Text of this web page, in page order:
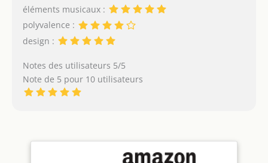
éléments musicaux :
polyvalence :
design :
Notes des utilisateurs 5/5
Note de 5 pour 10 utilisateurs